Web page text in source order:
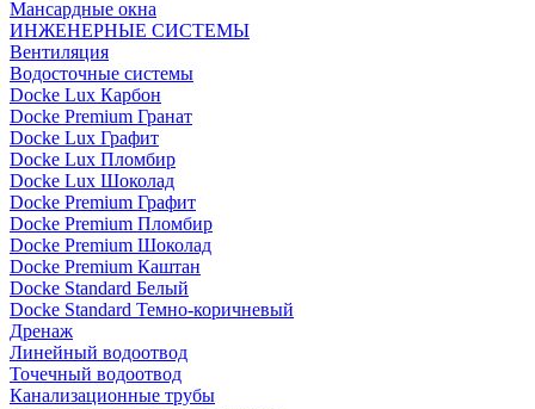
Мансардные окна
ИНЖЕНЕРНЫЕ СИСТЕМЫ
Вентиляция
Водосточные системы
Docke Lux Карбон
Docke Premium Гранат
Docke Lux Графит
Docke Lux Пломбир
Docke Lux Шоколад
Docke Premium Графит
Docke Premium Пломбир
Docke Premium Шоколад
Docke Premium Каштан
Docke Standard Белый
Docke Standard Темно-коричневый
Дренаж
Линейный водоотвод
Точечный водоотвод
Канализационные трубы